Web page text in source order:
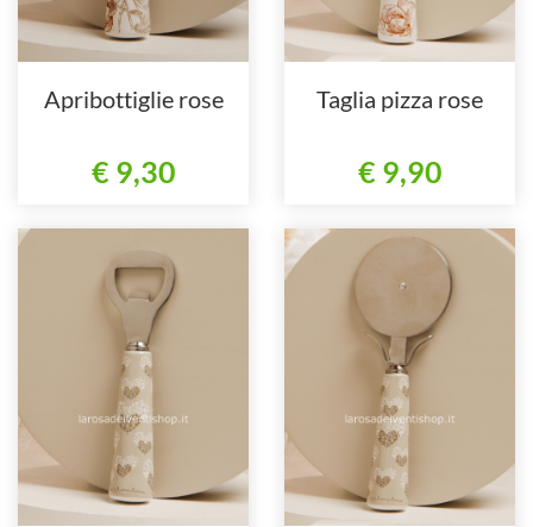
Apribottiglie rose
€ 9,30
Taglia pizza rose
€ 9,90